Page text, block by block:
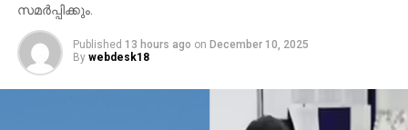
സമര്‍പ്പിക്കും.
Published 13 hours ago on December 10, 2025
By webdesk18